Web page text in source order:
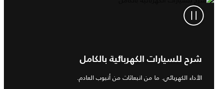
شرح للسيارات الكهربائية بالكامل
الأداء الكهربائي. ما من انبعاثات من أنبوب العادم.